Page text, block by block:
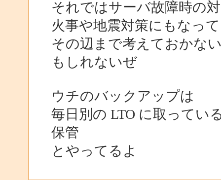
それではサーバ故障時の
火事や地震対策にもなっ
その辺まで考えておかな
もしれないぜ
ウチのバックアップは
毎日別の LTO に取ってい
保管
とやってるよ